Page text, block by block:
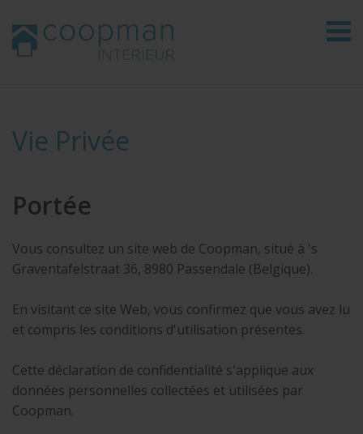
Vie Privée
Portée
Vous consultez un site web de Coopman, situé à 's
Graventafelstraat 36, 8980 Passendale (Belgique).
En visitant ce site Web, vous confirmez que vous avez lu
et compris les conditions d'utilisation présentes.
Cette déclaration de confidentialité s'applique aux
données personnelles collectées et utilisées par
Coopman.